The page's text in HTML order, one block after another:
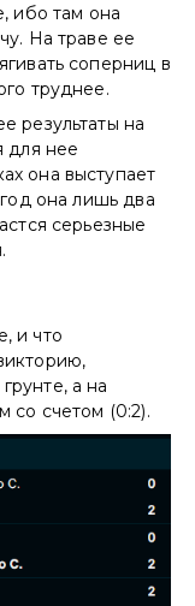
ибо там она
На траве ее
соперниц в
труднее.
результаты на
для нее
она выступает
она лишь два
серьезные
и что
а на
со счетом (0:2).